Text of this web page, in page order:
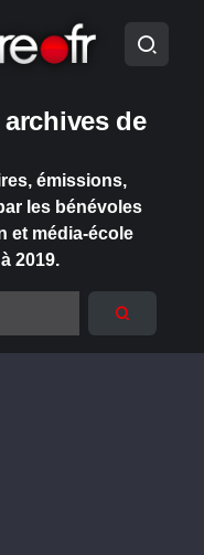
de
émissions,
les bénévoles
et média-école
2019.